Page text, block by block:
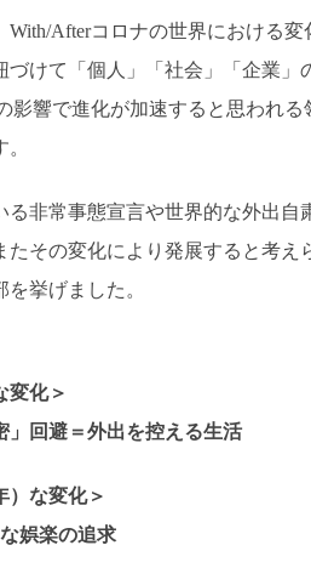
With/Afterコロナの世界における
づけて「個人」「社会」「企業
影響で進化が加速すると思われ
る非常事態宣言や世界的な外出
たその変化により発展すると考え
挙げました。
変化＞
」回避＝外出を控える生活
）な変化＞
娯楽の追求